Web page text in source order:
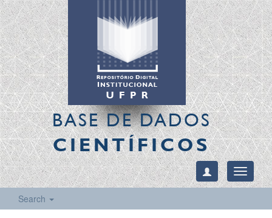
BASE DE DADOS
CIENTÍFICOS
Toggle
Search